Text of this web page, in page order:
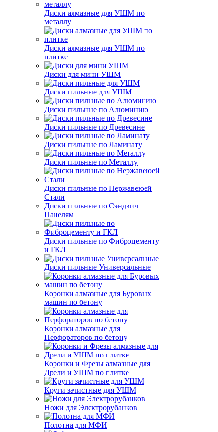
Диски алмазные для УШМ по
металлу
Диски алмазные для УШМ по
плитке
Диски для мини УШМ
Диски пильные для УШМ
Диски пильные по Алюминию
Диски пильные по Древесине
Диски пильные по Ламинату
Диски пильные по Металлу
Диски пильные по Нержавеюей
Стали
Диски пильные по Сэндвич
Панелям
Диски пильные по Фиброцементу
и ГКЛ
Диски пильные Универсальные
Коронки алмазные для Буровых
машин по бетону
Коронки алмазные для
Перфораторов по бетону
Коронки и Фрезы алмазные для
Дрели и УШМ по плитке
Круги зачистные для УШМ
Ножи для Электрорубанков
Полотна для МФИ